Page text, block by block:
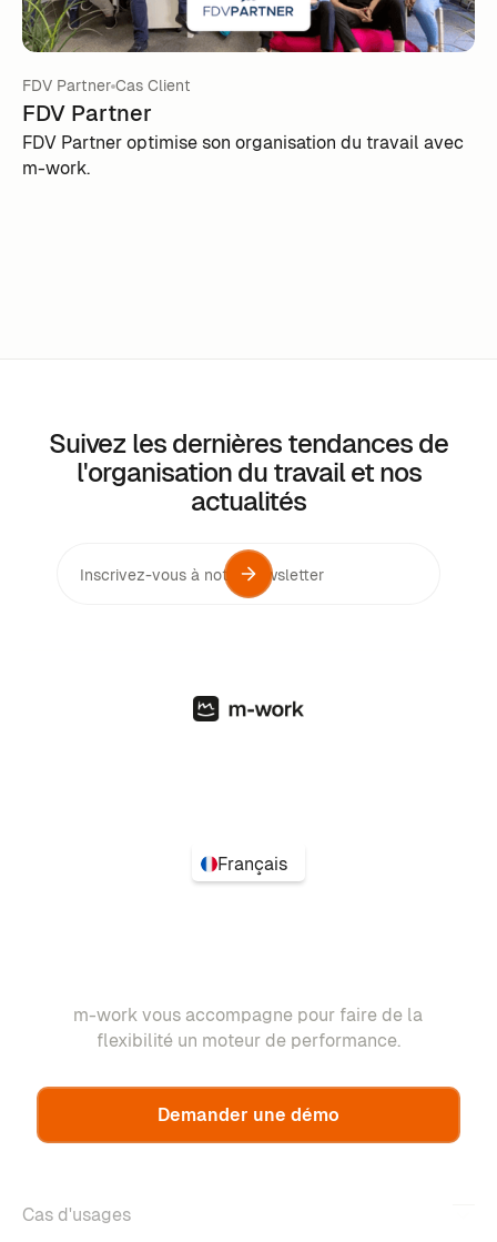
FDV Partner Cas Client
FDV Partner
FDV Partner optimise son organisation du travail avec
m-work.
Suivez les dernières tendances de
l'organisation du travail et nos
actualités
Français
m-work vous accompagne pour faire de la
flexibilité un moteur de performance.
Demander une démo
Cas d'usages